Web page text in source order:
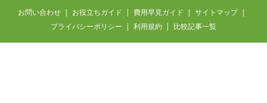
お問い合わせ お役立ちガイド 費用早見ガイド
サイトマップ
プライバシーポリシー
利用規約 比較記事一覧